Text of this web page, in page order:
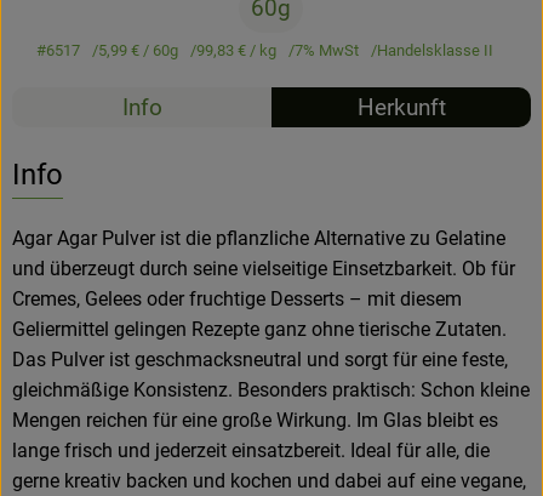
Hofladen
60g
#6517 5,99 €/ 60g 99,83 €/ kg 7% MwSt Handelsklasse II
Info Herkunft
Info
Agar Agar Pulver ist die pflanzliche Alternative zu Gelatine
und überzeugt durch seine vielseitige Einsetzbarkeit. Ob für
Cremes, Gelees oder fruchtige Desserts – mit diesem
Geliermittel gelingen Rezepte ganz ohne tierische Zutaten.
Das Pulver ist geschmacksneutral und sorgt für eine feste,
gleichmäßige Konsistenz. Besonders praktisch: Schon kleine
Mengen reichen für eine große Wirkung. Im Glas bleibt es
lange frisch und jederzeit einsatzbereit. Ideal für alle, die
gerne kreativ backen und kochen und dabei auf eine vegane,